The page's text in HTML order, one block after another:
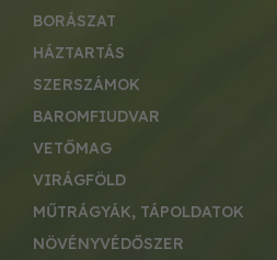
BORÁSZAT
HÁZTARTÁS
SZERSZÁMOK
BAROMFIUDVAR
VETŐMAG
VIRÁGFÖLD
MŰTRÁGYÁK, TÁPOLDATOK
NÖVÉNYVÉDŐSZER